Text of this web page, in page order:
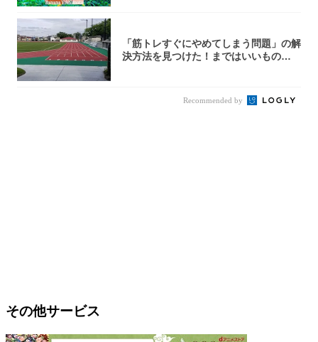
「筋トレすぐにやめてしまう問題」の解
決方法を見つけた！まではいいもの
Recommended by
その他サービス